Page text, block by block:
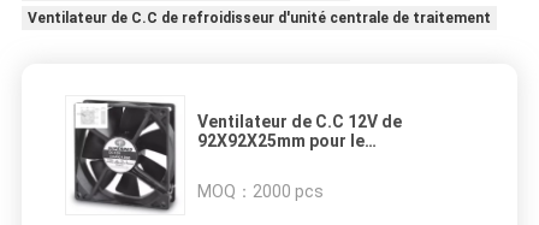
Ventilateur de C.C de refroidisseur d'unité centrale de traitement
Ventilateur de C.C 12V de
92X92X25mm pour le
désinfection
MOQ： 2000 pcs